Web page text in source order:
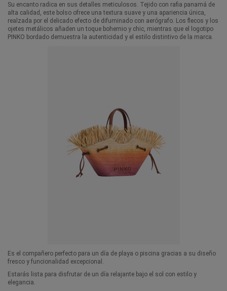
Su encanto radica en sus detalles meticulosos. Tejido con rafia panamá de
alta calidad, este bolso ofrece una textura suave y una apariencia única,
realzada por el delicado efecto de difuminado con aerógrafo. Los flecos y los
ojetes metálicos añaden un toque bohemio y chic, mientras que el logotipo
PINKO bordado demuestra la autenticidad y el estilo distintivo de la marca.
Es el compañero perfecto para un día de playa o piscina gracias a su diseño
fresco y funcionalidad excepcional.
Estarás lista para disfrutar de un día relajante bajo el sol con estilo y
elegancia.